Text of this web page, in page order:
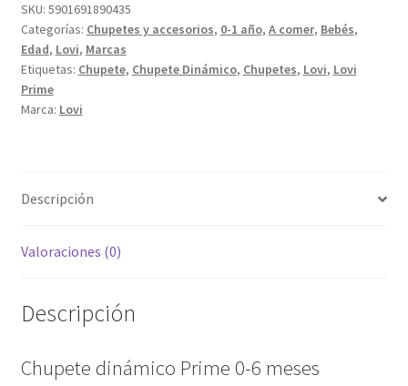
SKU: 5901691890435
Categorías: Chupetes y accesorios, 0-1 año, A comer, Bebés,
Edad, Lovi, Marcas
Etiquetas: Chupete, Chupete Dinámico, Chupetes, Lovi, Lovi
Prime
Marca: Lovi
Descripción
Valoraciones (0)
Descripción
Chupete dinámico Prime 0-6 meses